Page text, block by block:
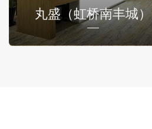
丸盛（虹桥南丰城）